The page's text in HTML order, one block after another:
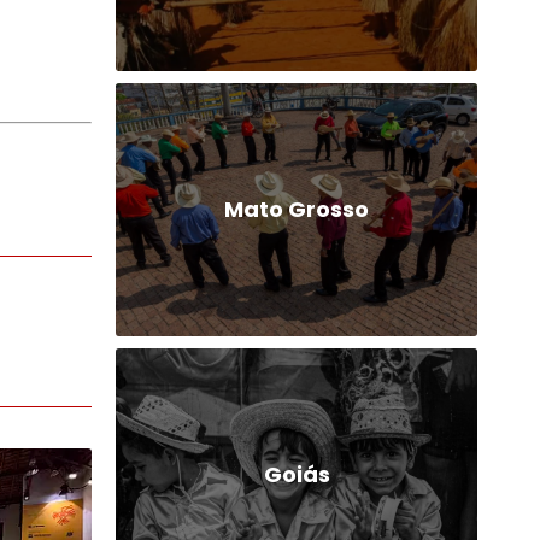
Mato Grosso
Goiás